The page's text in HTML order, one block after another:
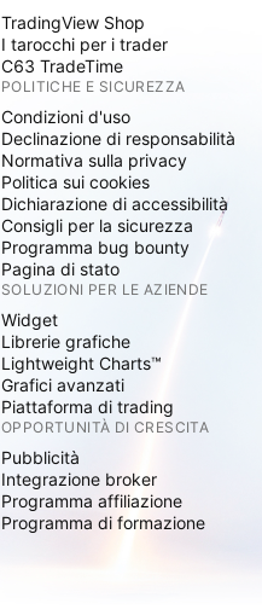
TradingView Shop
I tarocchi per i trader
C63 TradeTime
POLITICHE E SICUREZZA
Condizioni d'uso
Declinazione di responsabilità
Normativa sulla privacy
Politica sui cookies
Dichiarazione di accessibilità
Consigli per la sicurezza
Programma bug bounty
Pagina di stato
SOLUZIONI PER LE AZIENDE
Widget
Librerie grafiche
Lightweight Charts™
Grafici avanzati
Piattaforma di trading
OPPORTUNITÀ DI CRESCITA
Pubblicità
Integrazione broker
Programma affiliazione
Programma di formazione